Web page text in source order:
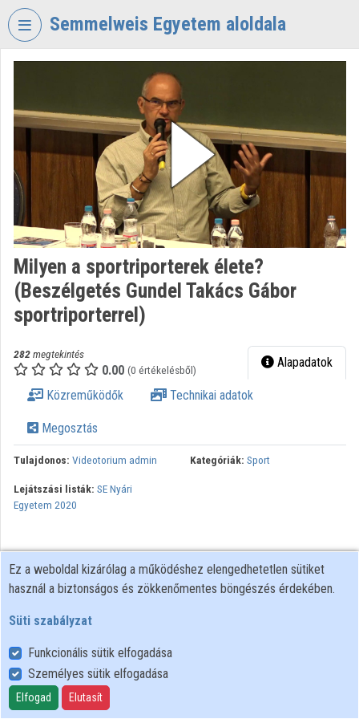
Fejléc kihagyása
Semmelweis Egyetem aloldala
SEMMELWEIS
EGYETEM
Intézményi kezdőlap
Bejelentkezés
Intézményi felfedezés
Kategóriák
Intézményi listák
Közreműködők
Milyen a sportriporterek élete?
(Beszélgetés Gundel Takács Gábor
sportriporterrel)
282megtekintés
0.00 (0 értékelésből) Alapadatok
Közreműködők Technikai adatok
Megosztás
Tulajdonos: Videotorium admin Kategóriák: Sport
Lejátszási listák: SE Nyári
Egyetem 2020
Felhasználói szabályzat
Adatkezelési tájékoztató
Süti szabályzat
Ez a weboldal kizárólag a működéshez elengedhetetlen sütiket
használ a biztonságos és zökkenőmentes böngészés érdekében.
Süti szabályzat
Funkcionális sütik elfogadása
Személyes sütik elfogadása
Elfogad Elutasít